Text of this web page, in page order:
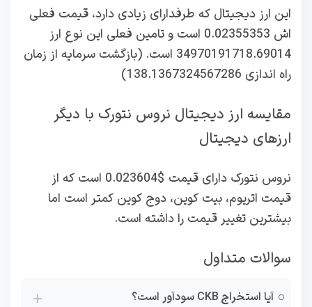
این ارز دیجیتال که طرفدارای زیادی دارد، قیمت فعلی
اش 0.02355353 است و تامین فعلی این نوع ارز
34970191718.69014 است. (بازگشت سرمایه از زمان
راه اندازی 138.1367324567286)
مقایسه ارز دیجیتال نروس نتورک با دیگر
ارزهای دیجیتال
نروس نتورک دارای قیمت $0.023604 است که از
قیمت اتریوم، بیت کوین، دوج کوین کمتر است اما
بیشترین تغییر قیمت را داشته است.
سوالات متداول
آیا استخراج CKB سودآور است؟